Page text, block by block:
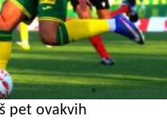
pet ovakvih